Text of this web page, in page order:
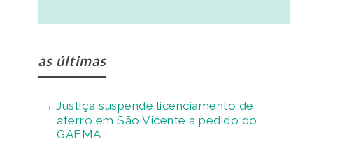
as últimas
Justiça suspende licenciamento de
aterro em São Vicente a pedido do
GAEMA